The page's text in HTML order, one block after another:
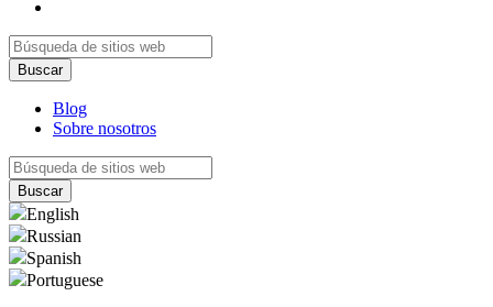
Blog
Sobre nosotros
English
Russian
Spanish
Portuguese